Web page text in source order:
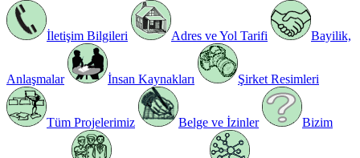
İletişim Bilgileri Adres ve Yol Tarifi Bayilik,
Anlaşmalar İnsan Kaynakları Şirket Resimleri
Tüm Projelerimiz Belge ve İzinler Bizim